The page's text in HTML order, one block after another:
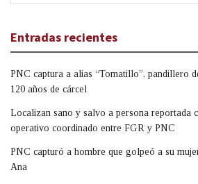
Entradas recientes
PNC captura a alias “Tomatillo”, pandillero
120 años de cárcel
Localizan sano y salvo a persona reportada
operativo coordinado entre FGR y PNC
PNC capturó a hombre que golpeó a su
Ana